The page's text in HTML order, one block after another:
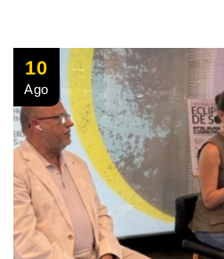
10
Ago